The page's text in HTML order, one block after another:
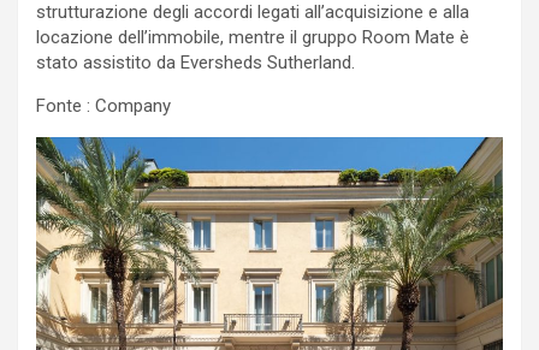
strutturazione degli accordi legati all’acquisizione e alla
locazione dell’immobile, mentre il gruppo Room Mate è
stato assistito da Eversheds Sutherland.
Fonte : Company